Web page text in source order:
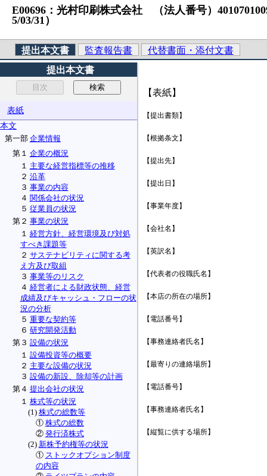
E00696：光村印刷株式会社 （法人番号）
5/03/31）
提出本文書 監査報告書
代替書面・添付文書
提出本文書